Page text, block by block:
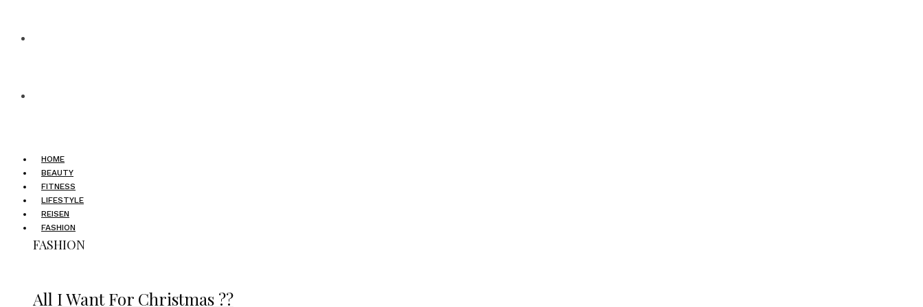
HOME
BEAUTY
FITNESS
LIFESTYLE
REISEN
FASHION
FASHION
All I Want For Christmas ??